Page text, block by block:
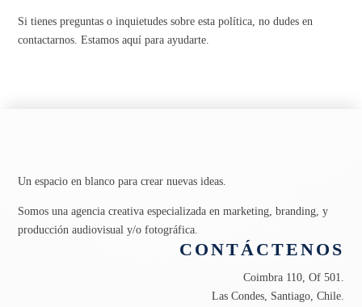
Si tienes preguntas o inquietudes sobre esta política, no dudes en
contactarnos. Estamos aquí para ayudarte.
Un espacio en blanco para crear nuevas ideas.
Somos una agencia creativa especializada en marketing, branding, y
producción audiovisual y/o fotográfica.
CONTÁCTENOS
Coimbra 110, Of 501.
Las Condes, Santiago, Chile.